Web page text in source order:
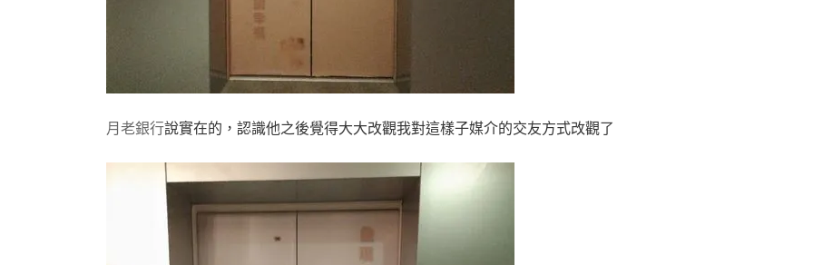
月老銀行說實在的，認識他之後覺得大大改觀我對這樣子媒介的交友方式改觀了